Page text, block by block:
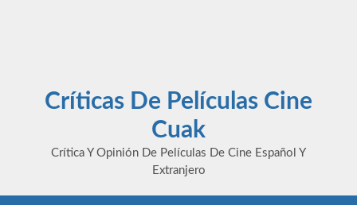
Críticas De Películas Cine
Cuak
Crítica Y Opinión De Películas De Cine Español Y
Extranjero